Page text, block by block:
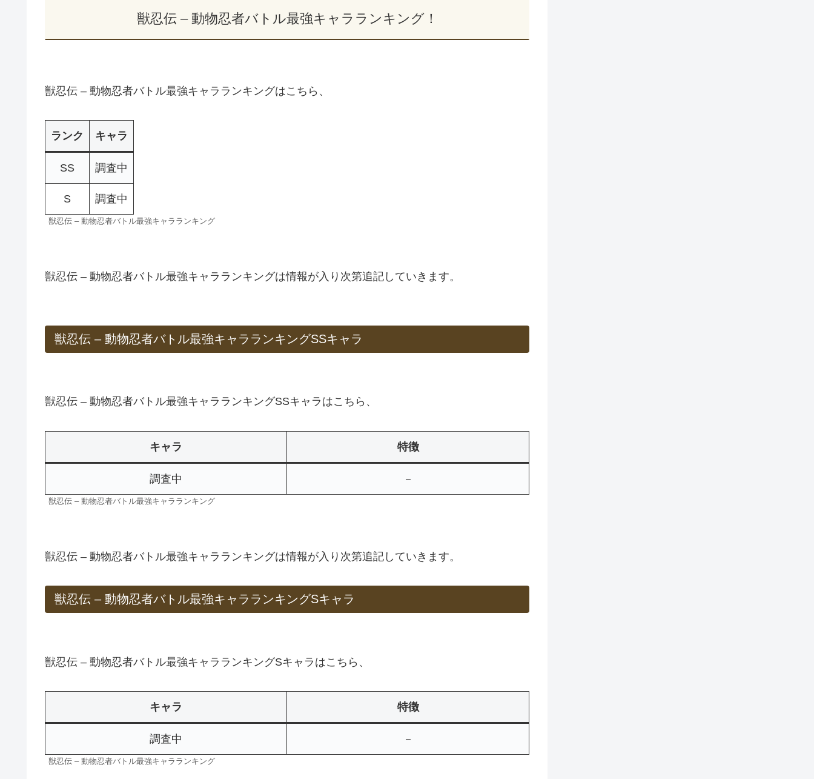
獣忍伝 – 動物忍者バトル最強キャラランキング！
獣忍伝 – 動物忍者バトル最強キャラランキングはこちら、
ランク キャラ
SS 調査中
S 調査中
獣忍伝 – 動物忍者バトル最強キャラランキング
獣忍伝 – 動物忍者バトル最強キャラランキングは情報が入り次第追記していきます。
獣忍伝 – 動物忍者バトル最強キャラランキングSSキャラ
獣忍伝 – 動物忍者バトル最強キャラランキングSSキャラはこちら、
キャラ 特徴
調査中 －
獣忍伝 – 動物忍者バトル最強キャラランキング
獣忍伝 – 動物忍者バトル最強キャラランキングは情報が入り次第追記していきます。
獣忍伝 – 動物忍者バトル最強キャラランキングSキャラ
獣忍伝 – 動物忍者バトル最強キャラランキングSキャラはこちら、
キャラ 特徴
調査中 －
獣忍伝 – 動物忍者バトル最強キャラランキング